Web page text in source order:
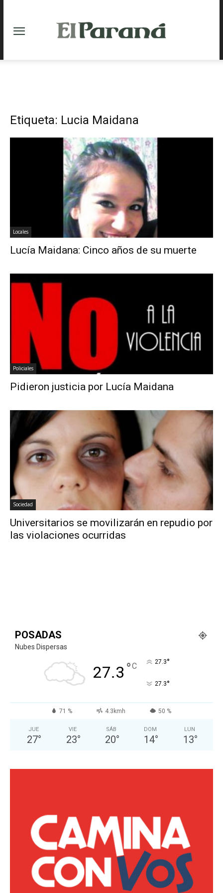
Etiqueta: Lucia Maidana
Locales
Lucía Maidana: Cinco años de su muerte
Policiales
Pidieron justicia por Lucía Maidana
Sociedad
Universitarios se movilizarán en repudio por
las violaciones ocurridas
POSADAS
Nubes Dispersas
27.3 °C 27.3°
27.3°
71 % 4.3kmh 50 %
JUE
27°
VIE
23°
SÁB
20°
DOM
14°
LUN
13°